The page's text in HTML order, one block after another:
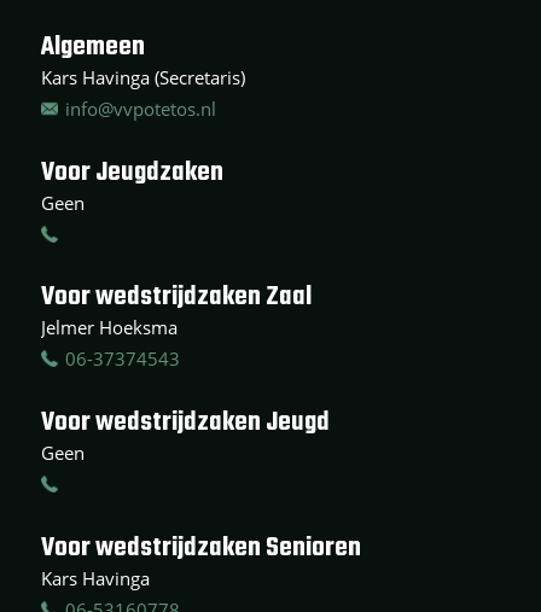
Algemeen
Kars Havinga (Secretaris)
info@vvpotetos.nl
Voor Jeugdzaken
Geen
Voor wedstrijdzaken Zaal
Jelmer Hoeksma
06-37374543
Voor wedstrijdzaken Jeugd
Geen
Voor wedstrijdzaken Senioren
Kars Havinga